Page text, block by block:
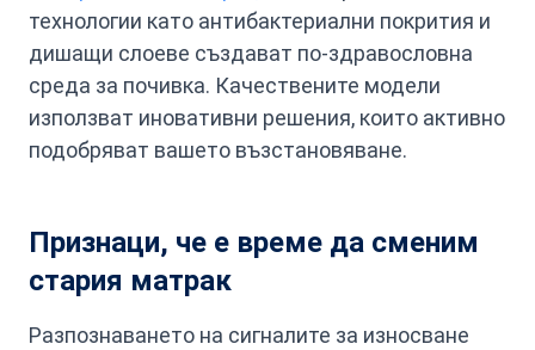
технологии като антибактериални покрития и
дишащи слоеве създават по-здравословна
среда за почивка. Качествените модели
използват иновативни решения, които активно
подобряват вашето възстановяване.
Признаци, че е време да сменим
стария матрак
Разпознаването на сигналите за износване